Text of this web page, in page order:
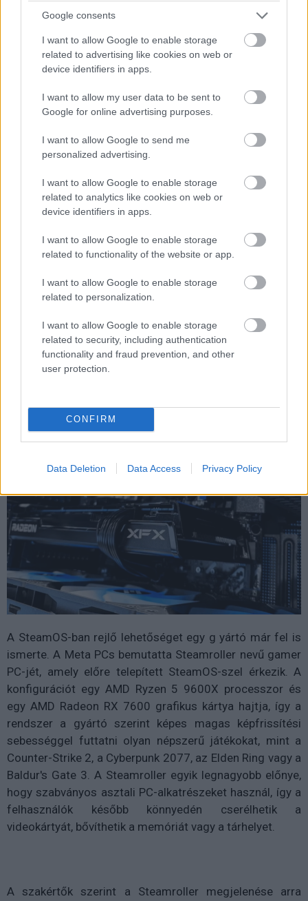
Google consents
I want to allow Google to enable storage
related to advertising like cookies on web or
device identifiers in apps.
I want to allow my user data to be sent to
Google for online advertising purposes.
I want to allow Google to send me
personalized advertising.
I want to allow Google to enable storage
related to analytics like cookies on web or
device identifiers in apps.
I want to allow Google to enable storage
related to functionality of the website or app.
I want to allow Google to enable storage
related to personalization.
I want to allow Google to enable storage
related to security, including authentication
functionality and fraud prevention, and other
user protection.
CONFIRM
Data Deletion Data Access Privacy Policy
értelmesebb SteamOS gépekre
várni
Kelemen Richárd|2026 június 29. 10:33
Várhatóan egyre több gyártó ismeri majd fel a
rendszerben rejlő lehetőségeket.
A Steam Machine bemutatásakor a figyelem elsősorban
a hardverre és az árazásra irányult, hiszen a Valve új
platformjának sikerét (vagy sikertelenségét?) alapvetően
a teljesítmény és az ár-érték arány határozza meg. A
kaphat a szoftveres oldal is. A Valve korábban
megerősítette, hogy a Steam Machine a SteamOS
operációs rendszert futtatja majd, amelyet folyamatos
A SteamOS-ban rejlő lehetőséget egy g yártó már fel is
ismerte. A Meta PCs bemutatta Steamroller nevű gamer
PC-jét, amely előre telepített SteamOS-szel érkezik. A
konfigurációt egy AMD Ryzen 5 9600X processzor és
egy AMD Radeon RX 7600 grafikus kártya hajtja, így a
rendszer a gyártó szerint képes magas képfrissítési
sebességgel futtatni olyan népszerű játékokat, mint a
Counter-Strike 2, a Cyberpunk 2077, az Elden Ring vagy a
Baldur's Gate 3. A Steamroller egyik legnagyobb előnye,
hogy szabványos asztali PC-alkatrészeket használ, így a
felhasználók később könnyedén cserélhetik a
videokártyát, bővíthetik a memóriát vagy a tárhelyet.
A szakértők szerint a Steamroller megjelenése arra